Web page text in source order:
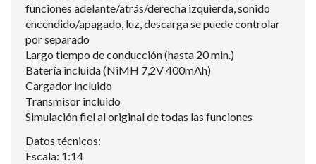
funciones adelante/atrás/derecha izquierda, sonido
encendido/apagado, luz, descarga se puede controlar
por separado
Largo tiempo de conducción (hasta 20 min.)
Batería incluida (NiMH 7,2V 400mAh)
Cargador incluido
Transmisor incluido
Simulación fiel al original de todas las funciones
Datos técnicos:
Escala: 1:14